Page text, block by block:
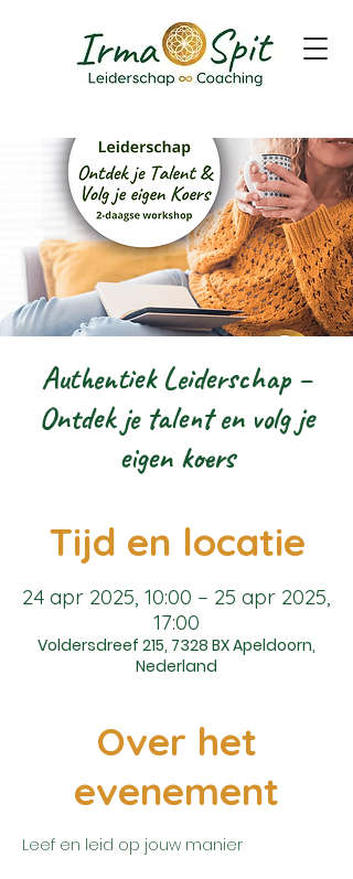
Authentiek Leiderschap –
Ontdek je talent en volg je
eigen koers
Tijd en locatie
24 apr 2025, 10:00 – 25 apr 2025,
17:00
Voldersdreef 215, 7328 BX Apeldoorn,
Nederland
Over het
evenement
Leef en leid op jouw manier